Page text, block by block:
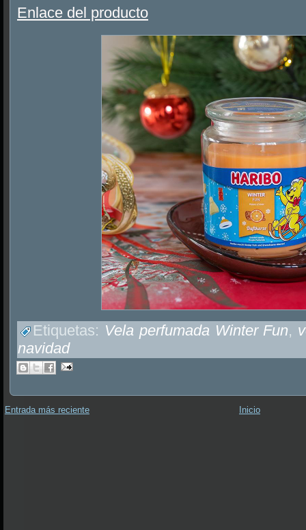
Enlace del producto
Etiquetas: Vela perfumada Winter Fun,
navidad
Entrada más reciente Inicio